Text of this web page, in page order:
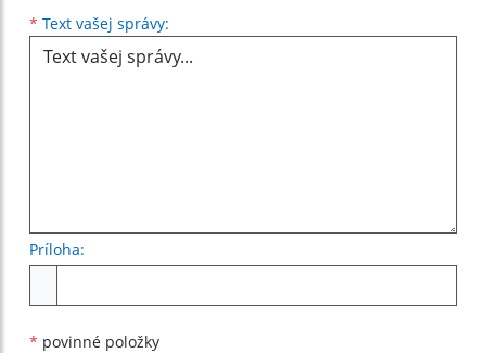
* Text vašej správy:
Príloha:
* povinné položky